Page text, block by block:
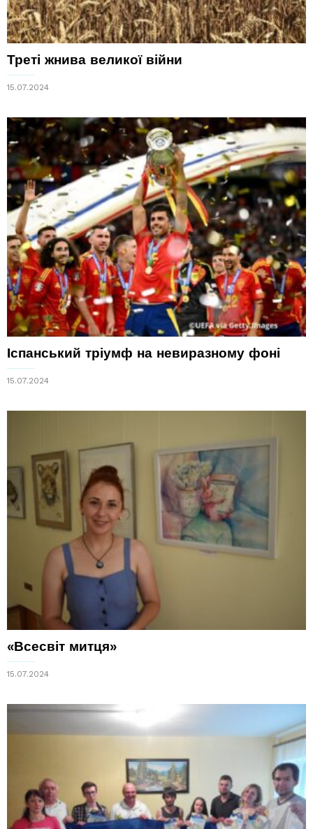
Треті жнива великої війни
15.07.2024
Іспанський тріумф на невиразному фоні
15.07.2024
«Всесвіт митця»
15.07.2024